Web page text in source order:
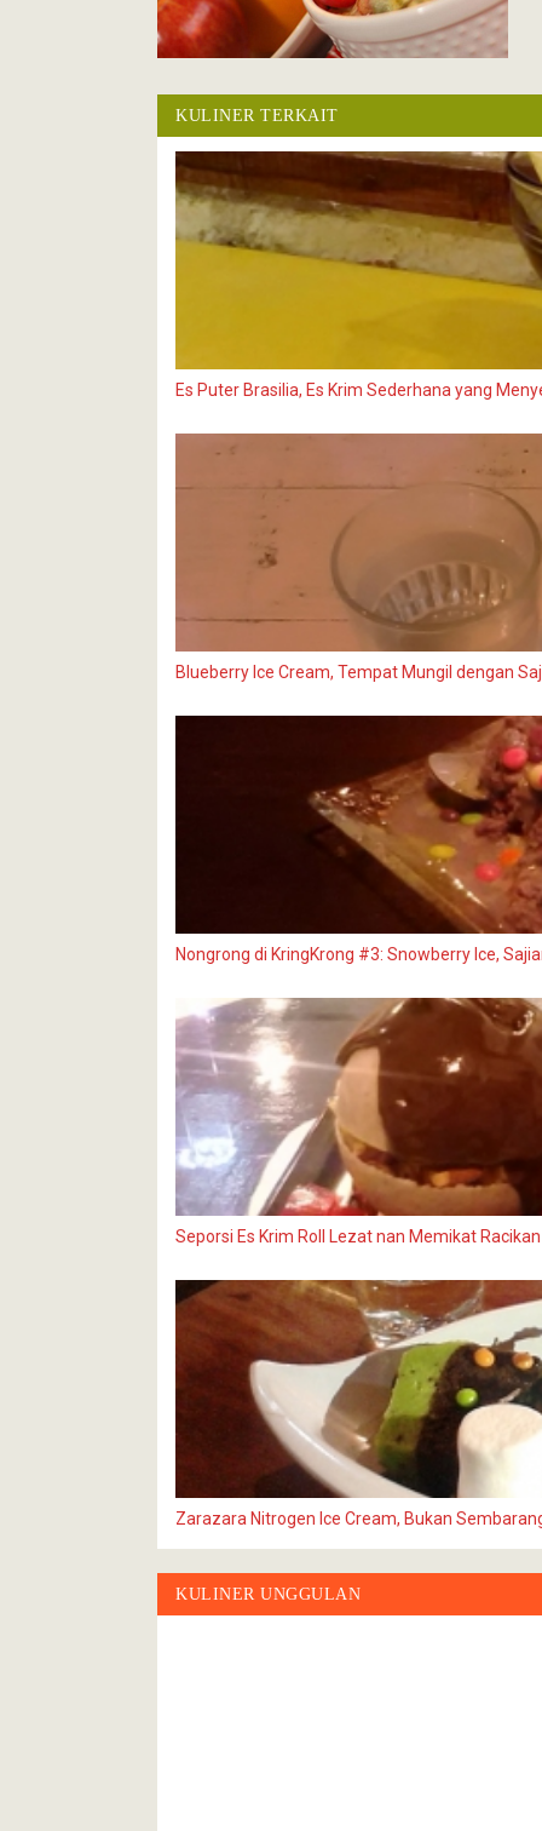
KULINER TERKAIT
Es Puter Brasilia, Es Krim Sederhana yang
Blueberry Ice Cream, Tempat Mungil dengan
Nongrong di KringKrong #3: Snowberry Ice,
Seporsi Es Krim Roll Lezat nan Memikat
Zarazara Nitrogen Ice Cream, Bukan
KULINER UNGGULAN